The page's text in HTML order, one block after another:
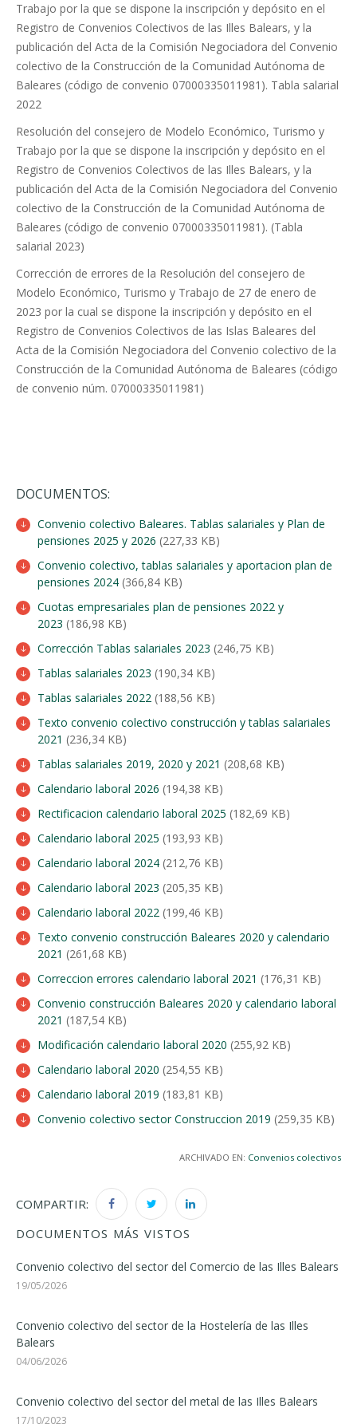
Trabajo por la que se dispone la inscripción y depósito en el
Registro de Convenios Colectivos de las Illes Balears, y la
publicación del Acta de la Comisión Negociadora del Convenio
colectivo de la Construcción de la Comunidad Autónoma de
Baleares (código de convenio 07000335011981). Tabla salarial
2022
Resolución del consejero de Modelo Económico, Turismo y
Trabajo por la que se dispone la inscripción y depósito en el
Registro de Convenios Colectivos de las Illes Balears, y la
publicación del Acta de la Comisión Negociadora del Convenio
colectivo de la Construcción de la Comunidad Autónoma de
Baleares (código de convenio 07000335011981). (Tabla
salarial 2023)
Corrección de errores de la Resolución del consejero de
Modelo Económico, Turismo y Trabajo de 27 de enero de
2023 por la cual se dispone la inscripción y depósito en el
Registro de Convenios Colectivos de las Islas Baleares del
Acta de la Comisión Negociadora del Convenio colectivo de la
Construcción de la Comunidad Autónoma de Baleares (código
de convenio núm. 07000335011981)
DOCUMENTOS:
Convenio colectivo Baleares. Tablas salariales y Plan de
pensiones 2025 y 2026 (227,33 KB)
Convenio colectivo, tablas salariales y aportacion plan de
pensiones 2024 (366,84 KB)
Cuotas empresariales plan de pensiones 2022 y
2023 (186,98 KB)
Corrección Tablas salariales 2023 (246,75 KB)
Tablas salariales 2023 (190,34 KB)
Tablas salariales 2022 (188,56 KB)
Texto convenio colectivo construcción y tablas salariales
2021 (236,34 KB)
Tablas salariales 2019, 2020 y 2021 (208,68 KB)
Calendario laboral 2026 (194,38 KB)
Rectificacion calendario laboral 2025 (182,69 KB)
Calendario laboral 2025 (193,93 KB)
Calendario laboral 2024 (212,76 KB)
Calendario laboral 2023 (205,35 KB)
Calendario laboral 2022 (199,46 KB)
Texto convenio construcción Baleares 2020 y calendario
2021 (261,68 KB)
Correccion errores calendario laboral 2021 (176,31 KB)
Convenio construcción Baleares 2020 y calendario laboral
2021 (187,54 KB)
Modificación calendario laboral 2020 (255,92 KB)
Calendario laboral 2020 (254,55 KB)
Calendario laboral 2019 (183,81 KB)
Convenio colectivo sector Construccion 2019 (259,35 KB)
ARCHIVADO EN: Convenios colectivos
COMPARTIR:
DOCUMENTOS MÁS VISTOS
Convenio colectivo del sector del Comercio de las Illes Balears
19/05/2026
Convenio colectivo del sector de la Hostelería de las Illes
Balears
04/06/2026
Convenio colectivo del sector del metal de las Illes Balears
17/10/2023